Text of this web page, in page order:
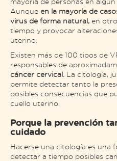
Aunque en la mayoría de
virus de forma natural, en
tiempo y provocar
uterino.
Existen más de 100 tipos de
responsables de
cáncer cervical. La citología,
permite detectar tanto la
posibles consecuencias que
cuello uterino.
Porque la prevención
cuidado
Hacerse una citología es una
detectar a tiempo posibles